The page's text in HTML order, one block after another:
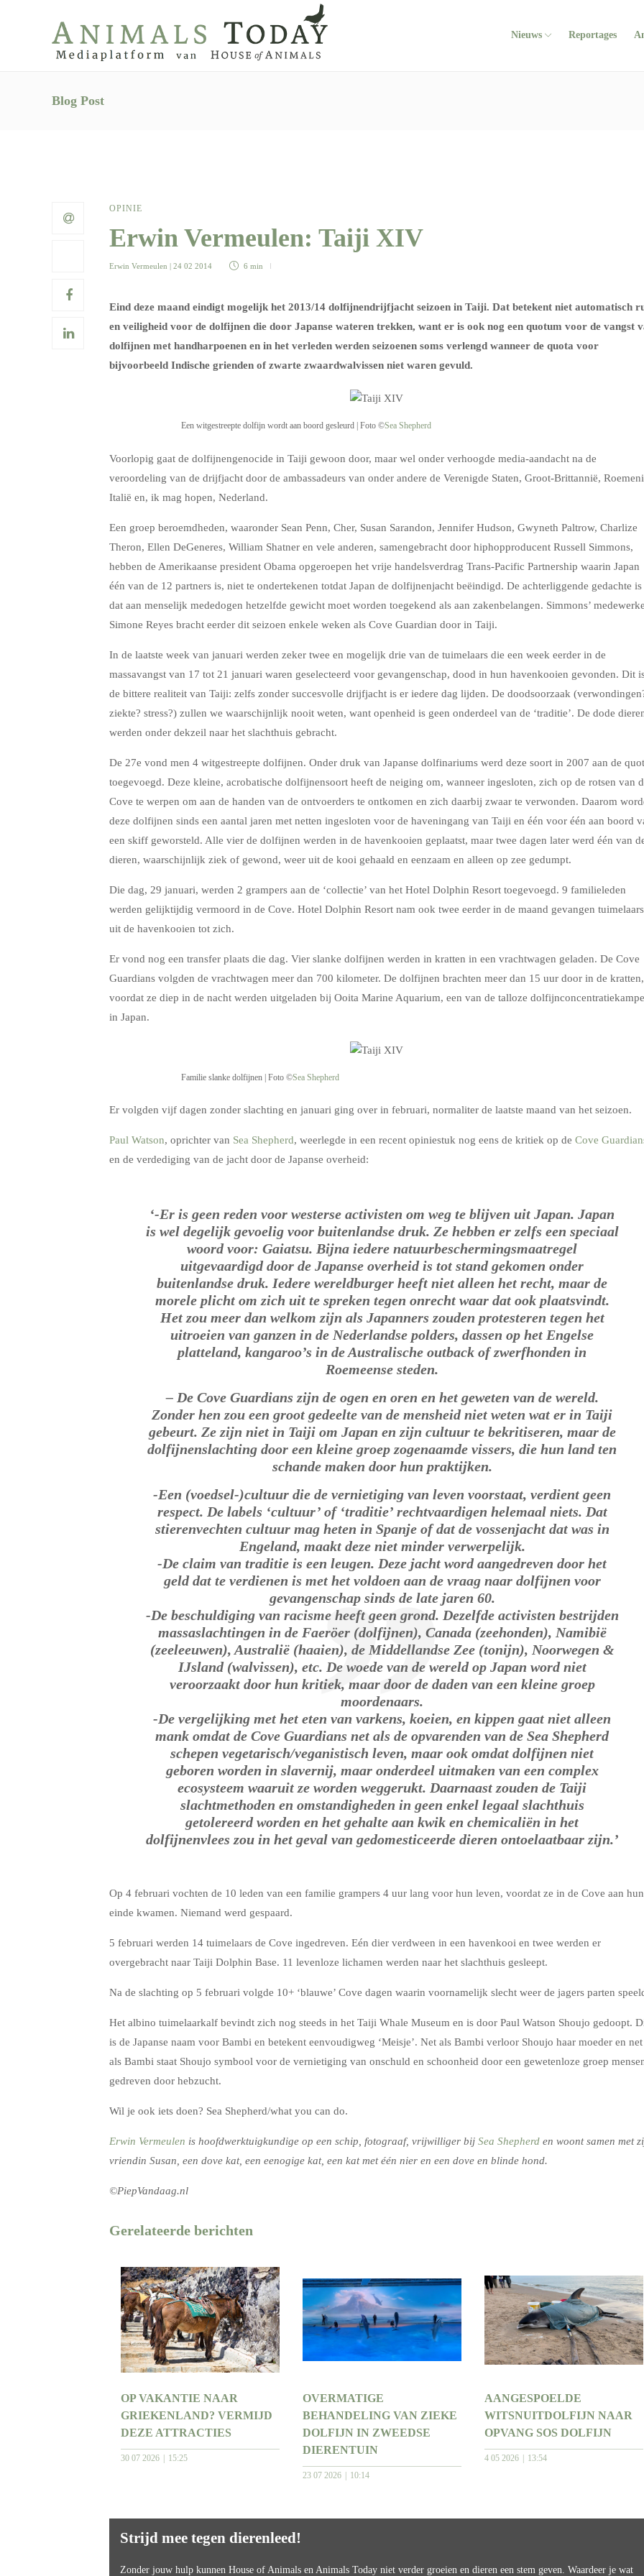
Nieuws Reportages
Blog Post
OPINIE
Erwin Vermeulen: Taiji XIV
Erwin Vermeulen | 24 02 2014 6 min
Eind deze maand eindigt mogelijk het 2013/14 dolfijnendrijfjacht seizoen in Taiji. Dat betekent niet automatisch
en veiligheid voor de dolfijnen die door Japanse wateren trekken, want er is ook nog een quotum voor de vangst
dolfijnen met handharpoenen en in het verleden werden seizoenen soms verlengd wanneer de quota voor
bijvoorbeeld Indische grienden of zwarte zwaardwalvissen niet waren gevuld.
Een witgestreepte dolfijn wordt aan boord gesleurd | Foto ©Sea Shepherd
Voorlopig gaat de dolfijnengenocide in Taiji gewoon door, maar wel onder verhoogde media-aandacht na de
veroordeling van de drijfjacht door de ambassadeurs van onder andere de Verenigde Staten, Groot-Brittannië,
Italië en, ik mag hopen, Nederland.
Een groep beroemdheden, waaronder Sean Penn, Cher, Susan Sarandon, Jennifer Hudson, Gwyneth Paltrow, Charlize
Theron, Ellen DeGeneres, William Shatner en vele anderen, samengebracht door hiphopproducent Russell Simmons,
hebben de Amerikaanse president Obama opgeroepen het vrije handelsverdrag Trans-Pacific Partnership waarin Japan
één van de 12 partners is, niet te ondertekenen totdat Japan de dolfijnenjacht beëindigd. De achterliggende gedachte is
dat aan menselijk mededogen hetzelfde gewicht moet worden toegekend als aan zakenbelangen. Simmons’
Simone Reyes bracht eerder dit seizoen enkele weken als Cove Guardian door in Taiji.
In de laatste week van januari werden zeker twee en mogelijk drie van de tuimelaars die een week eerder in de
massavangst van 17 tot 21 januari waren geselecteerd voor gevangenschap, dood in hun havenkooien gevonden. Dit
de bittere realiteit van Taiji: zelfs zonder succesvolle drijfjacht is er iedere dag lijden. De doodsoorzaak
ziekte? stress?) zullen we waarschijnlijk nooit weten, want openheid is geen onderdeel van de ‘traditie’. De dode
werden onder dekzeil naar het slachthuis gebracht.
De 27e vond men 4 witgestreepte dolfijnen. Onder druk van Japanse dolfinariums werd deze soort in 2007 aan de
toegevoegd. Deze kleine, acrobatische dolfijnensoort heeft de neiging om, wanneer ingesloten, zich op de rotsen van
Cove te werpen om aan de handen van de ontvoerders te ontkomen en zich daarbij zwaar te verwonden. Daarom
deze dolfijnen sinds een aantal jaren met netten ingesloten voor de haveningang van Taiji en één voor één aan boord
een skiff geworsteld. Alle vier de dolfijnen werden in de havenkooien geplaatst, maar twee dagen later werd één van
dieren, waarschijnlijk ziek of gewond, weer uit de kooi gehaald en eenzaam en alleen op zee gedumpt.
Die dag, 29 januari, werden 2 grampers aan de ‘collectie’ van het Hotel Dolphin Resort toegevoegd. 9 familieleden
werden gelijktijdig vermoord in de Cove. Hotel Dolphin Resort nam ook twee eerder in de maand gevangen tuimelaars
uit de havenkooien tot zich.
Er vond nog een transfer plaats die dag. Vier slanke dolfijnen werden in kratten in een vrachtwagen geladen. De Cove
Guardians volgden de vrachtwagen meer dan 700 kilometer. De dolfijnen brachten meer dan 15 uur door in de kratten,
voordat ze diep in de nacht werden uitgeladen bij Ooita Marine Aquarium, een van de talloze
in Japan.
Familie slanke dolfijnen | Foto ©Sea Shepherd
Er volgden vijf dagen zonder slachting en januari ging over in februari, normaliter de laatste maand van het seizoen.
Paul Watson, oprichter van Sea Shepherd, weerlegde in een recent opiniestuk nog eens de kritiek op de Cove
en de verdediging van de jacht door de Japanse overheid:
‘-Er is geen reden voor westerse activisten om weg te blijven uit Japan. Japan
is wel degelijk gevoelig voor buitenlandse druk. Ze hebben er zelfs een speciaal
woord voor: Gaiatsu. Bijna iedere natuurbeschermingsmaatregel
uitgevaardigd door de Japanse overheid is tot stand gekomen onder
buitenlandse druk. Iedere wereldburger heeft niet alleen het recht, maar de
morele plicht om zich uit te spreken tegen onrecht waar dat ook plaatsvindt.
Het zou meer dan welkom zijn als Japanners zouden protesteren tegen het
uitroeien van ganzen in de Nederlandse polders, dassen op het Engelse
platteland, kangaroo’s in de Australische outback of zwerfhonden in
Roemeense steden.
– De Cove Guardians zijn de ogen en oren en het geweten van de wereld.
Zonder hen zou een groot gedeelte van de mensheid niet weten wat er in Taiji
gebeurt. Ze zijn niet in Taiji om Japan en zijn cultuur te bekritiseren, maar de
dolfijnenslachting door een kleine groep zogenaamde vissers, die hun land ten
schande maken door hun praktijken.
-Een (voedsel-)cultuur die de vernietiging van leven voorstaat, verdient geen
respect. De labels ‘cultuur’ of ‘traditie’ rechtvaardigen helemaal niets. Dat
stierenvechten cultuur mag heten in Spanje of dat de vossenjacht dat was in
Engeland, maakt deze niet minder verwerpelijk.
-De claim van traditie is een leugen. Deze jacht word aangedreven door het
geld dat te verdienen is met het voldoen aan de vraag naar dolfijnen voor
gevangenschap sinds de late jaren 60.
-De beschuldiging van racisme heeft geen grond. Dezelfde activisten bestrijden
massaslachtingen in de Faeröer (dolfijnen), Canada (zeehonden), Namibië
(zeeleeuwen), Australië (haaien), de Middellandse Zee (tonijn), Noorwegen &
IJsland (walvissen), etc. De woede van de wereld op Japan word niet
veroorzaakt door hun kritiek, maar door de daden van een kleine groep
moordenaars.
-De vergelijking met het eten van varkens, koeien, en kippen gaat niet alleen
mank omdat de Cove Guardians net als de opvarenden van de Sea Shepherd
schepen vegetarisch/veganistisch leven, maar ook omdat dolfijnen niet
geboren worden in slavernij, maar onderdeel uitmaken van een complex
ecosysteem waaruit ze worden weggerukt. Daarnaast zouden de Taiji
slachtmethoden en omstandigheden in geen enkel legaal slachthuis
getolereerd worden en het gehalte aan kwik en chemicaliën in het
dolfijnenvlees zou in het geval van gedomesticeerde dieren ontoelaatbaar zijn.’
Op 4 februari vochten de 10 leden van een familie grampers 4 uur lang voor hun leven, voordat ze in de Cove aan hun
einde kwamen. Niemand werd gespaard.
5 februari werden 14 tuimelaars de Cove ingedreven. Eén dier verdween in een havenkooi en twee werden er
overgebracht naar Taiji Dolphin Base. 11 levenloze lichamen werden naar het slachthuis gesleept.
Na de slachting op 5 februari volgde 10+ ‘blauwe’ Cove dagen waarin voornamelijk slecht weer de jagers parten
Het albino tuimelaarkalf bevindt zich nog steeds in het Taiji Whale Museum en is door Paul Watson Shoujo gedoopt.
is de Japanse naam voor Bambi en betekent eenvoudigweg ‘Meisje’. Net als Bambi verloor Shoujo haar moeder en net
als Bambi staat Shoujo symbool voor de vernietiging van onschuld en schoonheid door een gewetenloze groep
gedreven door hebzucht.
Wil je ook iets doen? Sea Shepherd/what you can do.
Erwin Vermeulen is hoofdwerktuigkundige op een schip, fotograaf, vrijwilliger bij Sea Shepherd en woont samen met
vriendin Susan, een dove kat, een eenogige kat, een kat met één nier en een dove en blinde hond.
©PiepVandaag.nl
Gerelateerde berichten
OP VAKANTIE NAAR
GRIEKENLAND? VERMIJD
DEZE ATTRACTIES
30 07 2026 15:25
OVERMATIGE
BEHANDELING VAN ZIEKE
DOLFIJN IN ZWEEDSE
DIERENTUIN
23 07 2026 10:14
AANGESPOELDE
WITSNUITDOLFIJN NAAR
OPVANG SOS DOLFIJN
4 05 2026 13:54
Strijd mee tegen dierenleed!
Zonder jouw hulp kunnen House of Animals en Animals Today niet verder groeien en dieren een stem geven. Waardeer je wat